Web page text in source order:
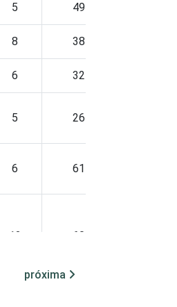
5 49
8 38
6 32
5 26
6 61
12 60
próxima